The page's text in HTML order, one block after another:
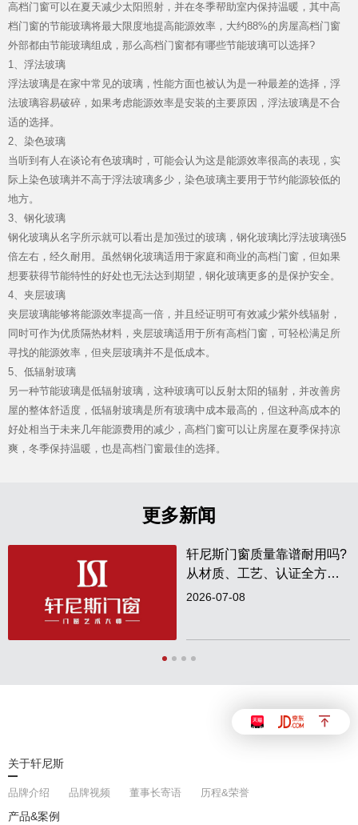
Hennissy海外官网
高档门窗可以在夏天减少太阳照射，并在冬季帮助室内保持温暖，其中高
档门窗的节能玻璃将最大限度地提高能源效率，大约88%的房屋高档门窗
外部都由节能玻璃组成，那么高档门窗都有哪些节能玻璃可以选择?
1、浮法玻璃
浮法玻璃是在家中常见的玻璃，性能方面也被认为是一种最差的选择，浮
法玻璃容易破碎，如果考虑能源效率是安装的主要原因，浮法玻璃是不合
适的选择。
2、染色玻璃
当听到有人在谈论有色玻璃时，可能会认为这是能源效率很高的表现，实
际上染色玻璃并不高于浮法玻璃多少，染色玻璃主要用于节约能源较低的
地方。
3、钢化玻璃
钢化玻璃从名字所示就可以看出是加强过的玻璃，钢化玻璃比浮法玻璃强5
倍左右，经久耐用。虽然钢化玻璃适用于家庭和商业的高档门窗，但如果
想要获得节能特性的好处也无法达到期望，钢化玻璃更多的是保护安全。
4、夹层玻璃
夹层玻璃能够将能源效率提高一倍，并且经证明可有效减少紫外线辐射，
同时可作为优质隔热材料，夹层玻璃适用于所有高档门窗，可轻松满足所
寻找的能源效率，但夹层玻璃并不是低成本。
5、低辐射玻璃
另一种节能玻璃是低辐射玻璃，这种玻璃可以反射太阳的辐射，并改善房
屋的整体舒适度，低辐射玻璃是所有玻璃中成本最高的，但这种高成本的
好处相当于未来几年能源费用的减少，高档门窗可以让房屋在夏季保持凉
爽，冬季保持温暖，也是高档门窗最佳的选择。
更多新闻
轩尼斯门窗质量靠谱耐用吗?
从材质、工艺、认证全方位
实测解析
2026-07-08
关于轩尼斯
品牌介绍 品牌视频 董事长寄语
历程&荣誉
产品&案例